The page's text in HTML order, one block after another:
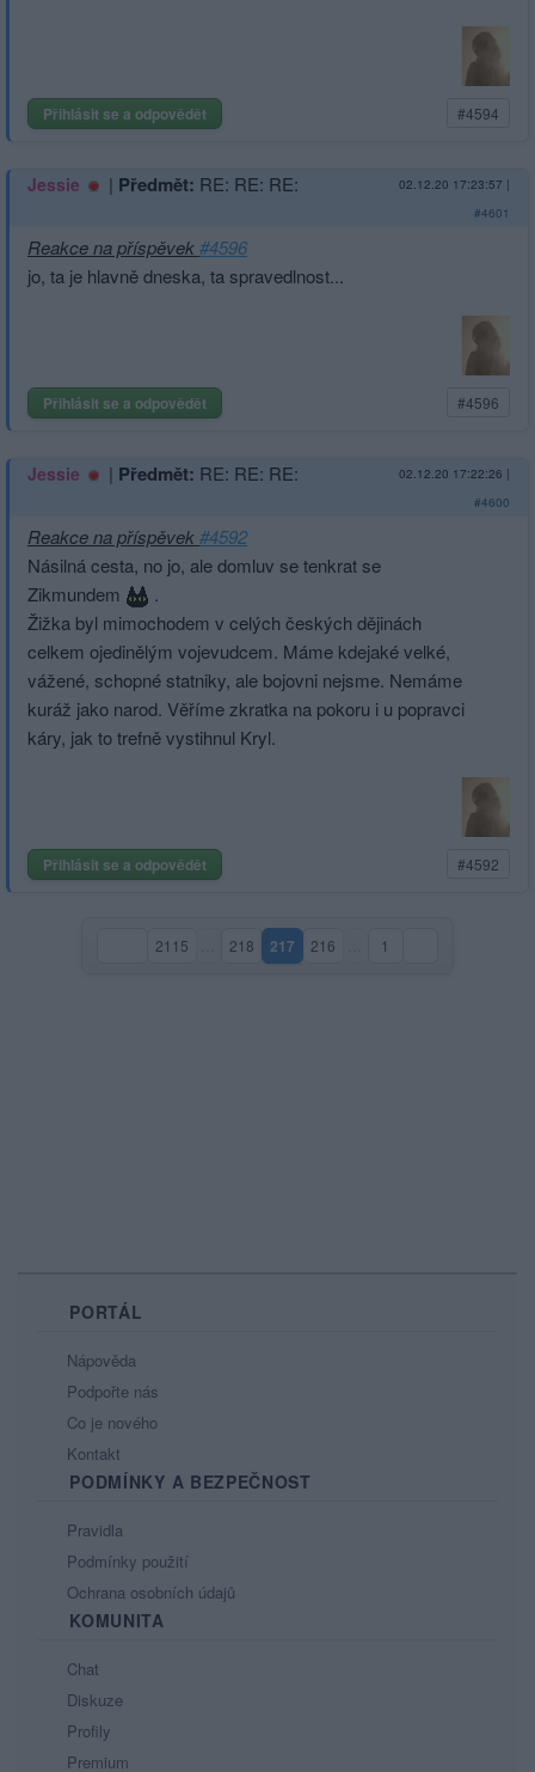
Přihlásit se a odpovědět #4594
Jessie | Předmět: RE: RE: RE: 02.12.20 17:23:57 |
#4601
Reakce na příspěvek#4596
jo, ta je hlavně dneska, ta spravedlnost...
Přihlásit se a odpovědět #4596
Jessie | Předmět: RE: RE: RE: 02.12.20 17:22:26 |
#4600
Reakce na příspěvek#4592
Násilná cesta, no jo, ale domluv se tenkrat se
Zikmundem
.
Žižka byl mimochodem v celých českých dějinách
celkem ojedinělým vojevudcem. Máme kdejaké velké,
vážené, schopné statniky, ale bojovni nejsme. Nemáme
kuráž jako narod. Věříme zkratka na pokoru i u popravci
káry, jak to trefně vystihnul Kryl.
Přihlásit se a odpovědět #4592
2115 218 217(aktuální strana)
216 1
PORTÁL
Nápověda
Podpořte nás
Co je nového
Kontakt
PODMÍNKY A BEZPEČNOST
Pravidla
Podmínky použití
Ochrana osobních údajů
KOMUNITA
Chat
Diskuze
Profily
Premium